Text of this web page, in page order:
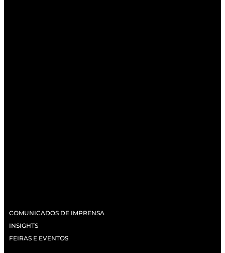
COMUNICADOS DE IMPRENSA
INSIGHTS
FEIRAS E EVENTOS